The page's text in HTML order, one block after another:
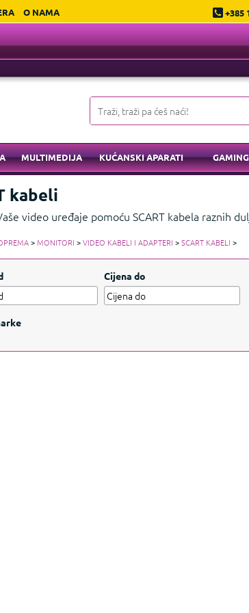
O NAMA +385
MULTIMEDIJA KUĆANSKI APARATI GAMING
kabeli
video uređaje pomoću SCART kabela raznih
>MONITORI >VIDEO KABELI I ADAPTERI >SCART KABELI >
Cijena do